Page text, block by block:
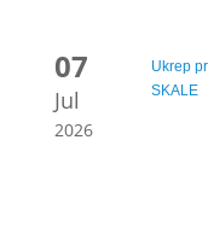
07
Jul
2026
Ukrep
SKALE